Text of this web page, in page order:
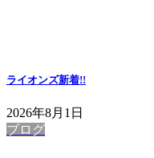
ライオンズ新着!!
2026年8月1日
ブログ